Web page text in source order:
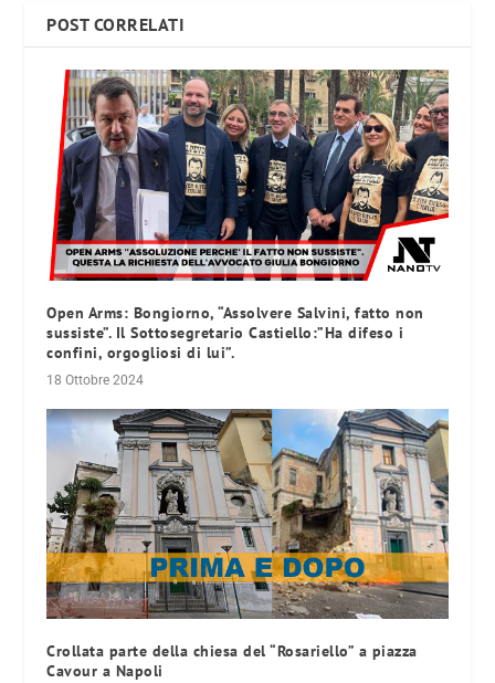
POST CORRELATI
Open Arms: Bongiorno, “Assolvere Salvini, fatto non
sussiste”. Il Sottosegretario Castiello:”Ha difeso i
confini, orgogliosi di lui”.
18 Ottobre 2024
Crollata parte della chiesa del “Rosariello” a piazza
Cavour a Napoli